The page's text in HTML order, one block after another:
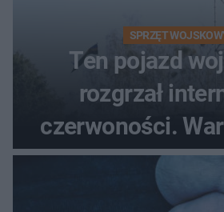
SPRZĘT
Ten pojazd
rozgrzał
czerwoności.
pytali, czy to